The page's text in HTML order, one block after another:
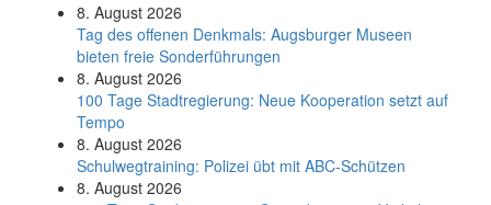
8. August 2026
Tag des offenen Denkmals: Augsburger Museen
bieten freie Sonderführungen
8. August 2026
100 Tage Stadtregierung: Neue Kooperation setzt auf
Tempo
8. August 2026
Schul­weg­trai­ning: Poli­zei übt mit ABC-Schüt­zen
8. August 2026